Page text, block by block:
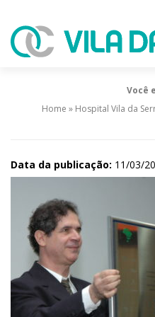
Você
Home » Hospital Vila da
Data da publicação: 11/03/